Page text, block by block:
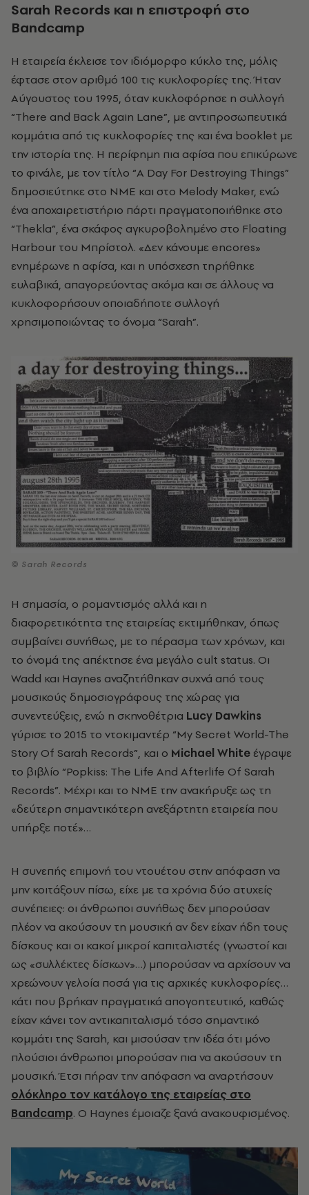
Sarah Records και η επιστροφή στο
Bandcamp
Η εταιρεία έκλεισε τον ιδιόμορφο κύκλο της, μόλις
έφτασε στον αριθμό 100 τις κυκλοφορίες της. Ήταν
Αύγουστος του 1995, όταν κυκλοφόρησε η συλλογή
“There and Back Again Lane”, με αντιπροσωπευτικά
κομμάτια από τις κυκλοφορίες της και ένα booklet με
την ιστορία της. Η περίφημη πια αφίσα που επικύρωνε
το φινάλε, με τον τίτλο “A Day For Destroying Things”
δημοσιεύτηκε στο ΝΜΕ και στο Melody Maker, ενώ
ένα αποχαιρετιστήριο πάρτι πραγματοποιήθηκε στο
“Thekla”, ένα σκάφος αγκυροβολημένο στο Floating
Harbour του Μπρίστολ. «Δεν κάνουμε encores»
ενημέρωνε η αφίσα, και η υπόσχεση τηρήθηκε
ευλαβικά, απαγορεύοντας ακόμα και σε άλλους να
κυκλοφορήσουν οποιαδήποτε συλλογή
χρησιμοποιώντας το όνομα “Sarah”.
© Sarah Records
Η σημασία, ο ρομαντισμός αλλά και η
διαφορετικότητα της εταιρείας εκτιμήθηκαν, όπως
συμβαίνει συνήθως, με το πέρασμα των χρόνων, και
το όνομά της απέκτησε ένα μεγάλο cult status. Οι
Wadd και Haynes αναζητήθηκαν συχνά από τους
μουσικούς δημοσιογράφους της χώρας για
συνεντεύξεις, ενώ η σκηνοθέτρια Lucy Dawkins
γύρισε το 2015 το ντοκιμαντέρ “My Secret World-The
Story Of Sarah Records”, και ο Michael White έγραψε
το βιβλίο “Popkiss: The Life And Afterlife Of Sarah
Records”. Μέχρι και το ΝΜΕ την ανακήρυξε ως τη
«δεύτερη σημαντικότερη ανεξάρτητη εταιρεία που
υπήρξε ποτέ»…
Η συνεπής επιμονή του ντουέτου στην απόφαση να
μην κοιτάξουν πίσω, είχε με τα χρόνια δύο ατυχείς
συνέπειες: οι άνθρωποι συνήθως δεν μπορούσαν
πλέον να ακούσουν τη μουσική αν δεν είχαν ήδη τους
δίσκους και οι κακοί μικροί καπιταλιστές (γνωστοί και
ως «συλλέκτες δίσκων»…) μπορούσαν να αρχίσουν να
χρεώνουν γελοία ποσά για τις αρχικές κυκλοφορίες…
κάτι που βρήκαν πραγματικά απογοητευτικό, καθώς
είχαν κάνει τον αντικαπιταλισμό τόσο σημαντικό
κομμάτι της Sarah, και μισούσαν την ιδέα ότι μόνο
πλούσιοι άνθρωποι μπορούσαν πια να ακούσουν τη
μουσική. Έτσι πήραν την απόφαση να αναρτήσουν
ολόκληρο τον κατάλογο της εταιρείας στο
Bandcamp. Ο Haynes έμοιαζε ξανά ανακουφισμένος.